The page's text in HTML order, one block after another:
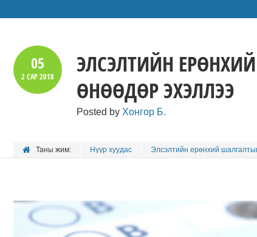
05
2 САР2018
ЭЛСЭЛТИЙН
ӨНӨӨДӨР ЭХЭЛЛЭЭ
Posted by Хонгор Б.
Таны жим: Нүүр хуудас Элсэлтийн ерөнхий